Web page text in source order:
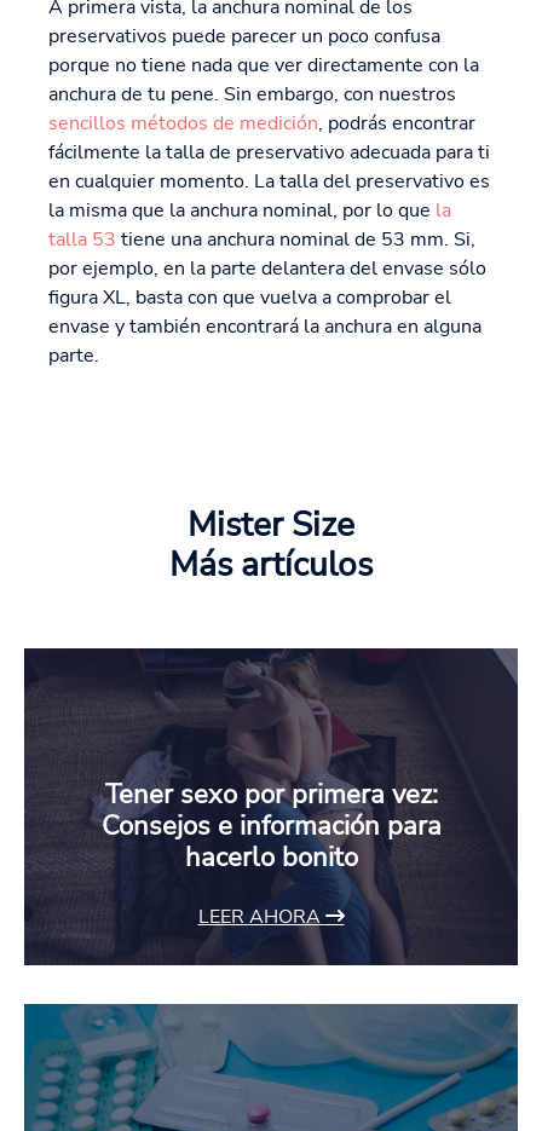
A primera vista, la anchura nominal de los
preservativos puede parecer un poco confusa
porque no tiene nada que ver directamente con la
anchura de tu pene. Sin embargo, con nuestros
sencillos métodos de medición, podrás encontrar
fácilmente la talla de preservativo adecuada para ti
en cualquier momento. La talla del preservativo es
la misma que la anchura nominal, por lo que la
talla 53 tiene una anchura nominal de 53 mm. Si,
por ejemplo, en la parte delantera del envase sólo
figura XL, basta con que vuelva a comprobar el
envase y también encontrará la anchura en alguna
parte.
Mister Size
Más artículos
Tener sexo por primera vez:
Consejos e información para
hacerlo bonito
LEER AHORA